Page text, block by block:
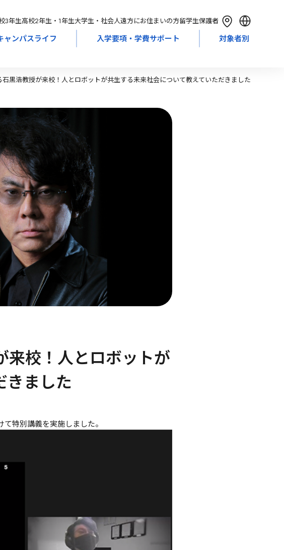
3年生高校2年生・1年生大学生・社会人遠方にお住まいの方留学生保護者
English
繁體中文
ャンパスライフ 入学要項・学費サポート 対象者別
黒浩教授が来校！人とロボットが共生する未来社会について教えていただきました
来校！人とロボットが
きました
特別講義を実施しました。